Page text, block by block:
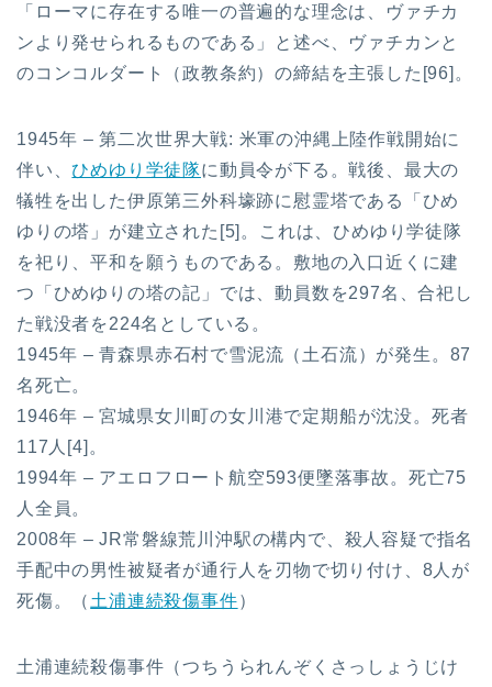
「ローマに存在する唯一の普遍的な理念は、ヴァチカ
ンより発せられるものである」と述べ、ヴァチカンと
のコンコルダート（政教条約）の締結を主張した[96]。
1945年 – 第二次世界大戦: 米軍の沖縄上陸作戦開始に
伴い、ひめゆり学徒隊に動員令が下る。戦後、最大の
犠牲を出した伊原第三外科壕跡に慰霊塔である「ひめ
ゆりの塔」が建立された[5]。これは、ひめゆり学徒隊
を祀り、平和を願うものである。敷地の入口近くに建
つ「ひめゆりの塔の記」では、動員数を297名、合祀し
た戦没者を224名としている。
1945年 – 青森県赤石村で雪泥流（土石流）が発生。87
名死亡。
1946年 – 宮城県女川町の女川港で定期船が沈没。死者
117人[4]。
1994年 – アエロフロート航空593便墜落事故。死亡75
人全員。
2008年 – JR常磐線荒川沖駅の構内で、殺人容疑で指名
手配中の男性被疑者が通行人を刃物で切り付け、8人が
死傷。（ 土浦連続殺傷事件）
土浦連続殺傷事件（つちうられんぞくさっしょうじけ